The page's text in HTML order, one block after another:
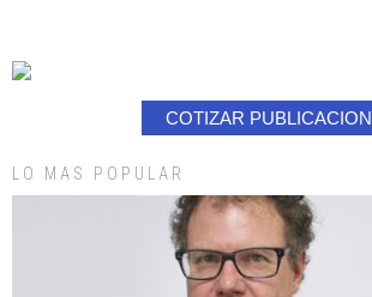
COTIZAR PUBLICACION
LO MAS POPULAR